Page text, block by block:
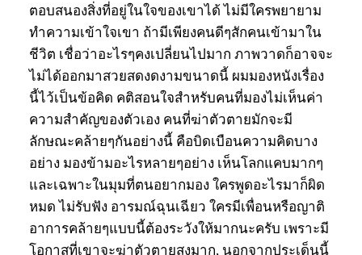
ตอบสนองสิ่งที่อยู่ในใจของเขาได้ ไม่มีใครพยายาม
ทำความเข้าใจเขา ถ้ามีเพียงคนดีๆสักคนเข้ามาใน
ชีวิต เชื่อว่าอะไรๆคงเปลี่ยนไปมาก ภาพวาดก็อาจจะ
ไม่ได้ออกมาสวยสดงดงามขนาดนี้ ผมมองหนังเรื่อง
นี้ไว้เป็นข้อคิด คติสอนใจสำหรับคนที่มองไม่เห็นค่า
ความสำคัญของตัวเอง คนที่ฆ่าตัวตายมักจะมี
ลักษณะคล้ายๆกันอย่างนี้ คือบิดเบือนความคิดบาง
อย่าง มองข้ามอะไรหลายๆอย่าง เห็นโลกแคบมากๆ
และเฉพาะในมุมที่ตนอยากมอง ใครพูดอะไรมาก็ผิด
หมด ไม่รับฟัง อารมณ์ฉุนเฉียว ใครมีเพื่อนหรือญาติ
อาการคล้ายๆแบบนี้ต้องระวังให้มากนะครับ เพราะมี
โอกาสที่เขาจะฆ่าตัวตายสูงมาก, นอกจากประเด็นนี้